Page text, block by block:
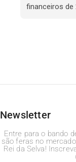
financeiros de
Newsletter
Entre para o bando
são feras no
Rei da Selva!